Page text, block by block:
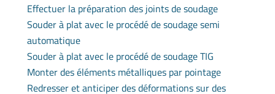
Effectuer la préparation des joints de soudage
Souder à plat avec le procédé de soudage semi
automatique
Souder à plat avec le procédé de soudage TIG
Monter des éléments métalliques par pointage
Redresser et anticiper des déformations sur des